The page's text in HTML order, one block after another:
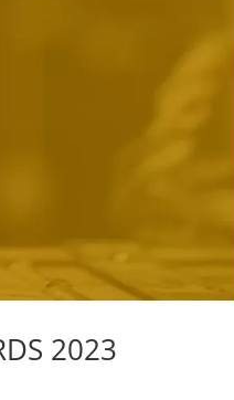
2023